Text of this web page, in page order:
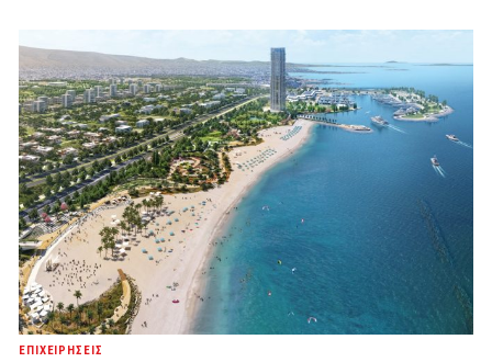
ΕΠΙΧΕΙΡΗΣΕΙΣ